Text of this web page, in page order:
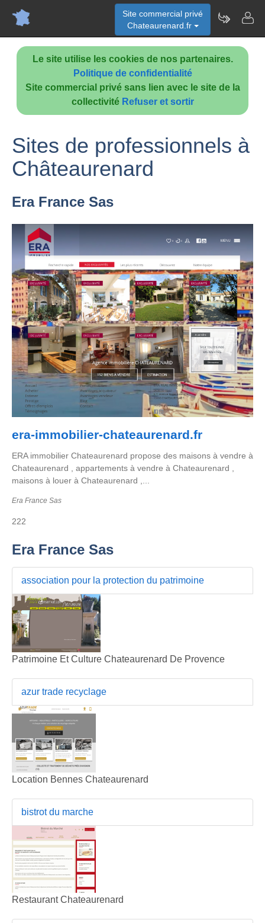
Le site utilise les cookies de nos partenaires.
Politique de confidentialité
Site commercial privé sans lien avec le site de la
collectivité Refuser et sortir
Site commercial privé
Chateaurenard.fr
Sites de professionnels à
Châteaurenard
Era France Sas
era-immobilier-chateaurenard.fr
ERA immobilier Chateaurenard propose des maisons à vendre à
Chateaurenard , appartements à vendre à Chateaurenard ,
maisons à louer à Chateaurenard ,...
Era France Sas
222
Era France Sas
association pour la protection du patrimoine
Patrimoine Et Culture Chateaurenard De Provence
azur trade recyclage
Location Bennes Chateaurenard
bistrot du marche
Restaurant Chateaurenard